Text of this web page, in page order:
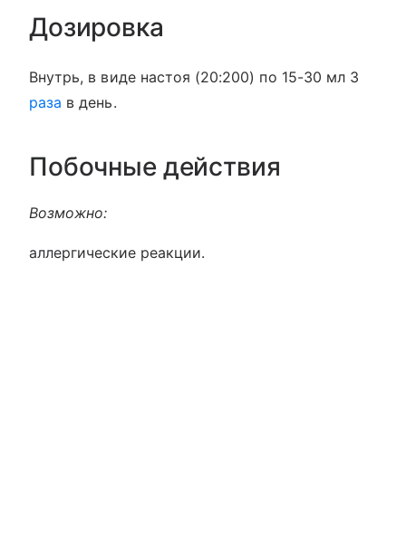
Дозировка
Внутрь, в виде настоя (20:200) по 15-30 мл 3
раза в день.
Побочные действия
Возможно:
аллергические реакции.